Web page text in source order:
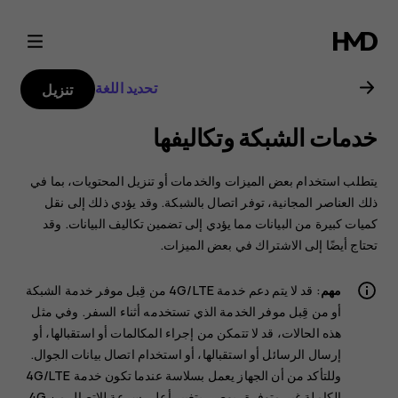
دليل
مستخدم
هاتف
Nokia
8.1
تحديد اللغة تنزيل
خدمات الشبكة وتكاليفها
يتطلب استخدام بعض الميزات والخدمات أو تنزيل المحتويات، بما في
ذلك العناصر المجانية، توفر اتصال بالشبكة. وقد يؤدي ذلك إلى نقل
كميات كبيرة من البيانات مما يؤدي إلى تضمين تكاليف البيانات. وقد
تحتاج أيضًا إلى الاشتراك في بعض الميزات.
مهم
: قد لا يتم دعم خدمة 4G/LTE من قِبل موفر خدمة الشبكة
أو من قِبل موفر الخدمة الذي تستخدمه أثناء السفر. وفي مثل
هذه الحالات، قد لا تتمكن من إجراء المكالمات أو استقبالها، أو
إرسال الرسائل أو استقبالها، أو استخدام اتصال بيانات الجوال.
وللتأكد من أن الجهاز يعمل بسلاسة عندما تكون خدمة 4G/LTE